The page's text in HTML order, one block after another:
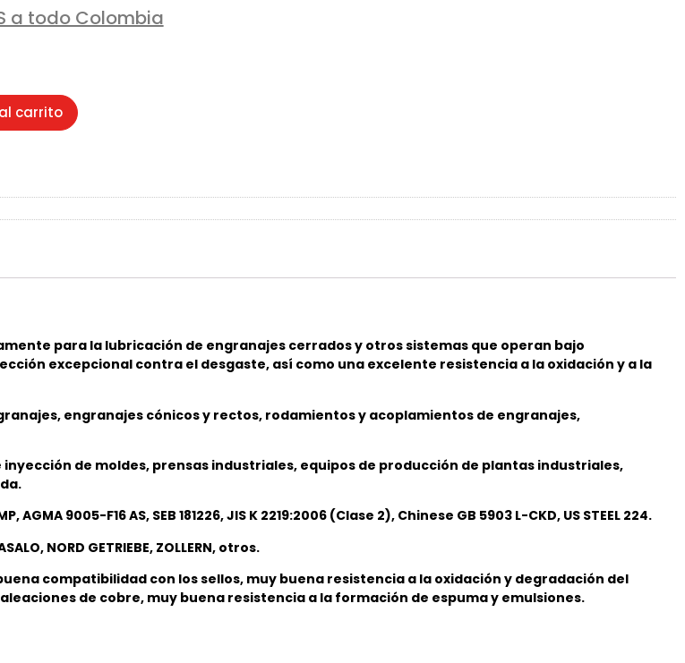
a todo Colombia
carrito
para la lubricación de engranajes cerrados y otros sistemas que operan bajo
excepcional contra el desgaste, así como una excelente resistencia a la oxidación y a la
engranajes cónicos y rectos, rodamientos y acoplamientos de engranajes,
de moldes, prensas industriales, equipos de producción de plantas industriales,
9005-F16 AS, SEB 181226, JIS K 2219:2006 (Clase 2), Chinese GB 5903 L-CKD, US STEEL 224.
NORD GETRIEBE, ZOLLERN, otros.
compatibilidad con los sellos, muy buena resistencia a la oxidación y degradación del
de cobre, muy buena resistencia a la formación de espuma y emulsiones.